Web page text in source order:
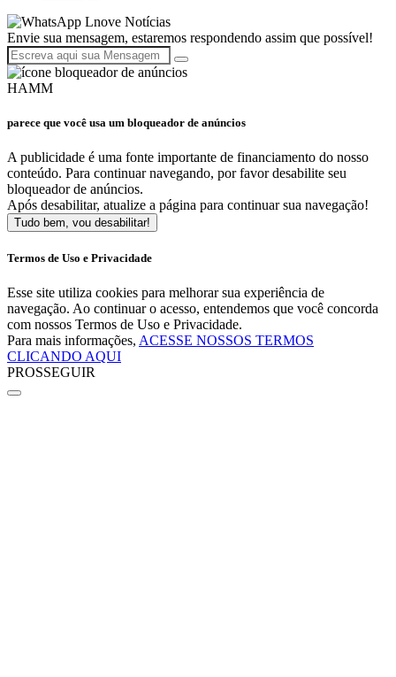
Lnove Notícias
Envie sua mensagem, estaremos respondendo assim que possível!
HAMM
parece que você usa um bloqueador de anúncios
A publicidade é uma fonte importante de financiamento do nosso
conteúdo. Para continuar navegando, por favor desabilite seu
bloqueador de anúncios.
Após desabilitar, atualize a página para continuar sua navegação!
Tudo bem, vou desabilitar!
Termos de Uso e Privacidade
Esse site utiliza cookies para melhorar sua experiência de
navegação. Ao continuar o acesso, entendemos que você concorda
com nossos Termos de Uso e Privacidade.
Para mais informações, ACESSE NOSSOS TERMOS
CLICANDO AQUI
PROSSEGUIR